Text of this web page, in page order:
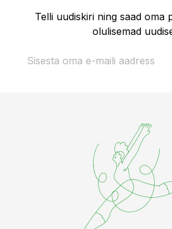
Telli uudiskiri ning saad oma
olulisemad